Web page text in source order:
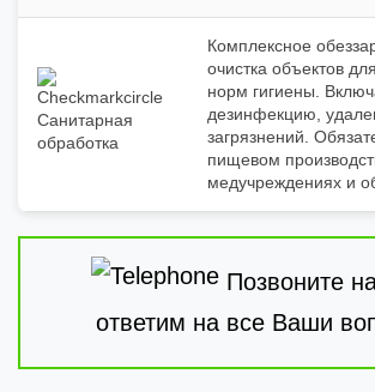
Санитарная
обработка
Комплексное
очистка объектов
норм гигиены.
дезинфекцию,
загрязнений.
пищевом
медучреждениях и
Позвоните
ответим на все Ваши